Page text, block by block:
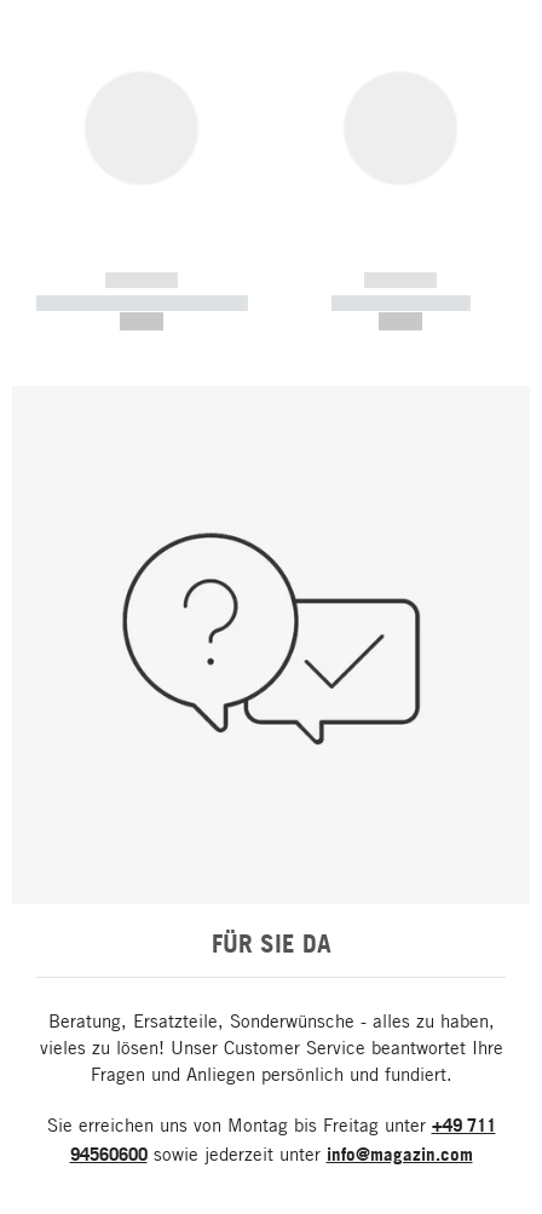
------------
----------- ----------- -----------
------------
----------- -----------
FÜR SIE DA
Beratung, Ersatzteile, Sonderwünsche - alles zu haben,
vieles zu lösen! Unser Customer Service beantwortet Ihre
Fragen und Anliegen persönlich und fundiert.
Sie erreichen uns von Montag bis Freitag unter +49 711
94560600sowie jederzeit unter info@magazin.com